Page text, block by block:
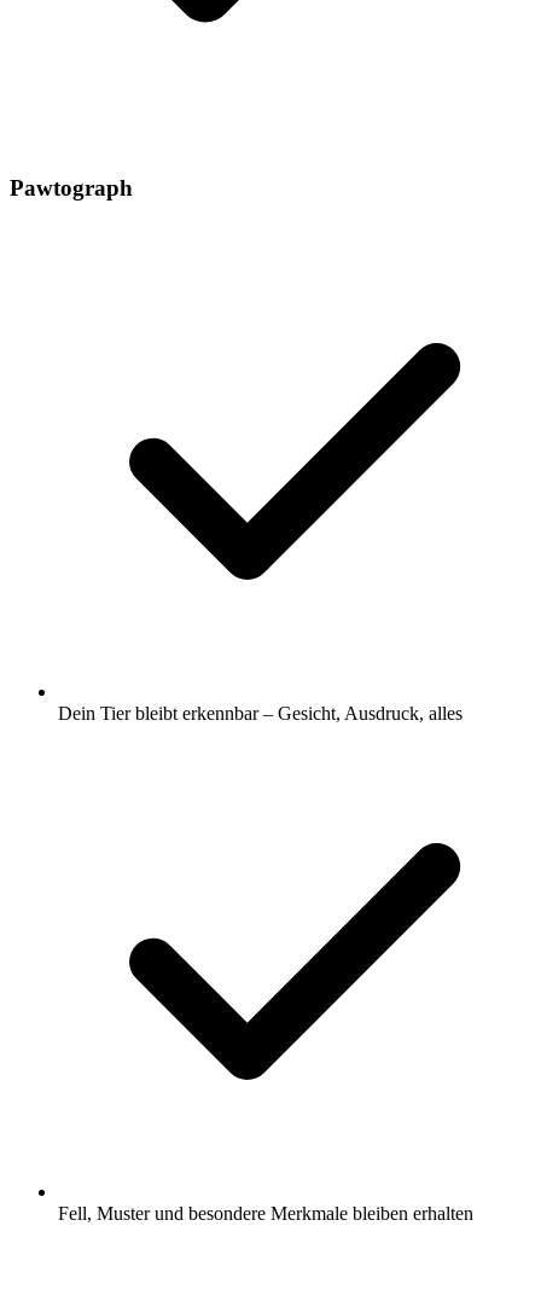
Pawtograph
Dein Tier bleibt erkennbar – Gesicht, Ausdruck, alles
Fell, Muster und besondere Merkmale bleiben erhalten